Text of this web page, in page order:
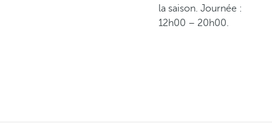
la saison. Journée :
12h00 – 20h00.